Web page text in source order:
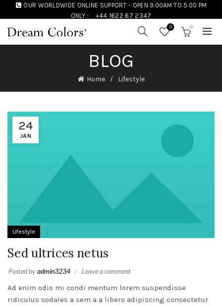
OUR WORLDWIDE ONLINE SUPPORT - OPEN 9.00AM TO 5.00 PM
ONLY :
+44 1622 67 2347
0 0
BLOG
Home Lifestyle
24
JAN
Lifestyle
Sed ultrices netus
Posted byadmin3234 Leave a comment
Ad enim odio mi condi mentum lorem suspendisse
ridiculus sodales a sem a a libero adipiscing consectetur